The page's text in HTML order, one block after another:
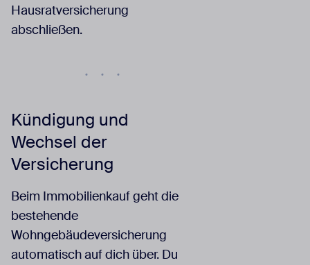
Hausratversicherung
abschließen.
Kündigung und
Wechsel der
Versicherung
Beim Immobilienkauf geht die
bestehende
Wohngebäudeversicherung
automatisch auf dich über. Du